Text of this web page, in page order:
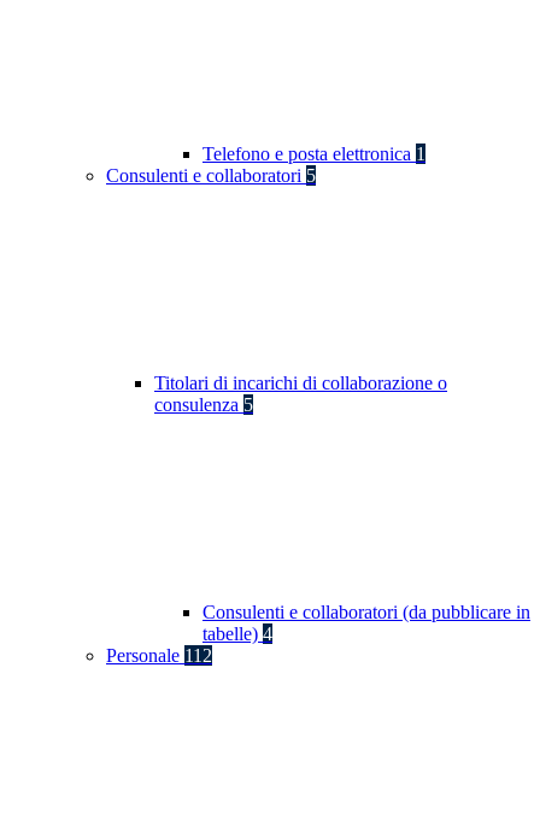
Telefono e posta elettronica 1
Consulenti e collaboratori 5
Titolari di incarichi di collaborazione o
consulenza 5
Consulenti e collaboratori (da pubblicare in
tabelle) 4
Personale 112